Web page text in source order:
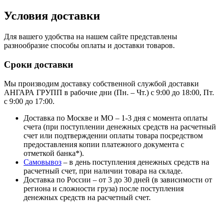
Условия доставки
Для вашего удобства на нашем сайте представлены
разнообразие способы оплаты и доставки товаров.
Сроки доставки
Мы производим доставку собственной службой доставки
АНГАРА ГРУПП в рабочие дни (Пн. – Чт.) с 9:00 до 18:00, Пт.
с 9:00 до 17:00.
Доставка по Москве и МО – 1-3 дня с момента оплаты
счета (при поступлении денежных средств на расчетный
счет или подтверждении оплаты товара посредством
предоставления копии платежного документа с
отметкой банка*).
Самовывоз – в день поступления денежных средств на
расчетный счет, при наличии товара на складе.
Доставка по России – от 3 до 30 дней (в зависимости от
региона и сложности груза) после поступления
денежных средств на расчетный счет.